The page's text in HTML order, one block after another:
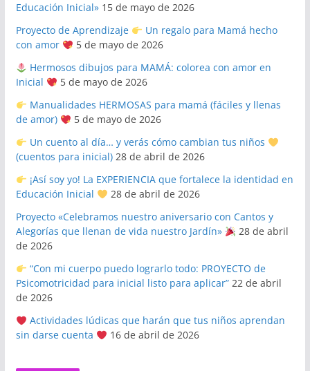
Educación Inicial» 15 de mayo de 2026
Proyecto de Aprendizaje
Un regalo para Mamá hecho
con amor
5 de mayo de 2026
Hermosos dibujos para MAMÁ: colorea con amor en
Inicial
5 de mayo de 2026
Manualidades HERMOSAS para mamá (fáciles y llenas
de amor)
5 de mayo de 2026
Un cuento al día… y verás cómo cambian tus niños
(cuentos para inicial) 28 de abril de 2026
¡Así soy yo! La EXPERIENCIA que fortalece la identidad en
Educación Inicial
28 de abril de 2026
Proyecto «Celebramos nuestro aniversario con Cantos y
Alegorías que llenan de vida nuestro Jardín»
28 de abril
de 2026
“Con mi cuerpo puedo lograrlo todo: PROYECTO de
Psicomotricidad para inicial listo para aplicar” 22 de abril
de 2026
Actividades lúdicas que harán que tus niños aprendan
sin darse cuenta
16 de abril de 2026